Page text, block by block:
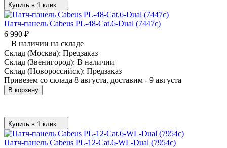
Купить в 1 клик
Патч-панель Cabeus PL-48-Cat.6-Dual (7447c)
6 990 ₽
В наличии на складе
Склад (Москва): Предзаказ
Склад (Звенигород): В наличии
Склад (Новороссийск): Предзаказ
Привезем со склада 8 августа, доставим - 9 августа
В корзину
Купить в 1 клик
Патч-панель Cabeus PL-12-Cat.6-WL-Dual (7954c)